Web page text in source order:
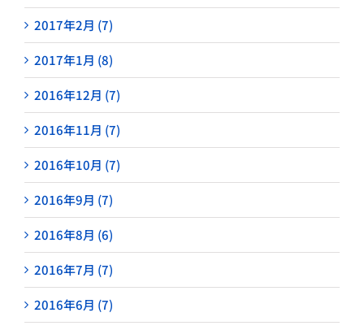
2017年2月 (7)
2017年1月 (8)
2016年12月 (7)
2016年11月 (7)
2016年10月 (7)
2016年9月 (7)
2016年8月 (6)
2016年7月 (7)
2016年6月 (7)